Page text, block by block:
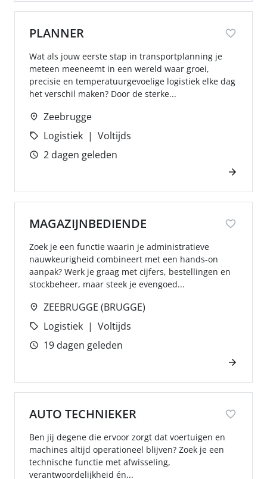
PLANNER
Wat als jouw eerste stap in transportplanning je
meteen meeneemt in een wereld waar groei,
precisie en temperatuurgevoelige logistiek elke dag
het verschil maken? Door de sterke...
Zeebrugge
Logistiek
Voltijds
2 dagen geleden
MAGAZIJNBEDIENDE
Zoek je een functie waarin je administratieve
nauwkeurigheid combineert met een hands-on
aanpak? Werk je graag met cijfers, bestellingen en
stockbeheer, maar steek je evengoed...
ZEEBRUGGE (BRUGGE)
Logistiek
Voltijds
19 dagen geleden
AUTO TECHNIEKER
Ben jij degene die ervoor zorgt dat voertuigen en
machines altijd operationeel blijven? Zoek je een
technische functie met afwisseling,
verantwoordelijkheid én...